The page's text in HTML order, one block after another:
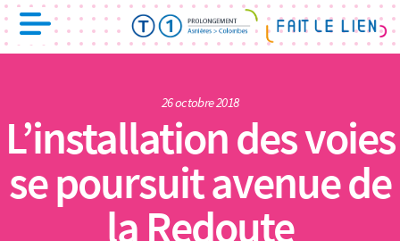
26 octobre 2018
L’installation des voies
se poursuit avenue de
la Redoute